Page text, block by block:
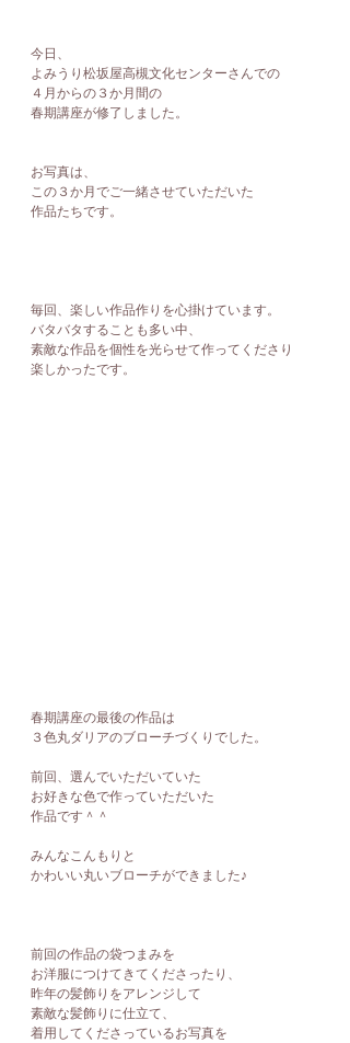
今日、
よみうり松坂屋高槻文化センターさんでの
４月からの３か月間の
春期講座が修了しました。
お写真は、
この３か月でご一緒させていただいた
作品たちです。
毎回、楽しい作品作りを心掛けています。
バタバタすることも多い中、
素敵な作品を個性を光らせて作ってくださり
楽しかったです。
春期講座の最後の作品は
３色丸ダリアのブローチづくりでした。
前回、選んでいただいていた
お好きな色で作っていただいた
作品です＾＾
みんなこんもりと
かわいい丸いブローチができました♪
前回の作品の袋つまみを
お洋服につけてきてくださったり、
昨年の髪飾りをアレンジして
素敵な髪飾りに仕立て、
着用してくださっているお写真を